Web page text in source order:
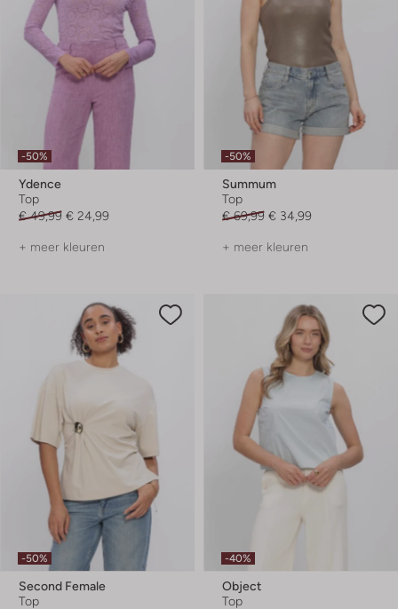
-50%
Ydence
Top
€ 49,99 € 24,99
+ meer kleuren
-50%
Summum
Top
€ 69,99 € 34,99
+ meer kleuren
-50%
Second Female
Top
-40%
Object
Top